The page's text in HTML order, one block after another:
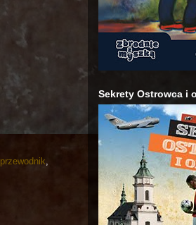
przewodnik,
Sekrety Ostrowca i